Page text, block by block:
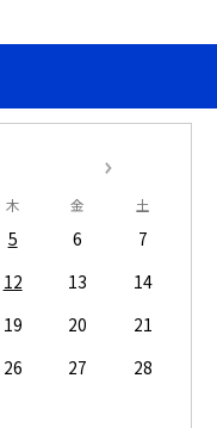
木 金 土
5 6
7
12 13
14
19 20
21
26 27
28